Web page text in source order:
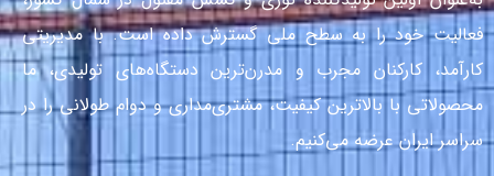
فعالیت خود را به سطح ملی گسترش داده است. با مدیریتی
کارآمد، کارکنان مجرب و مدرن‌ترین دستگاه‌های تولیدی، ما
محصولاتی با بالاترین کیفیت، مشتری‌مداری و دوام طولانی را در
سراسر ایران عرضه می‌کنیم.